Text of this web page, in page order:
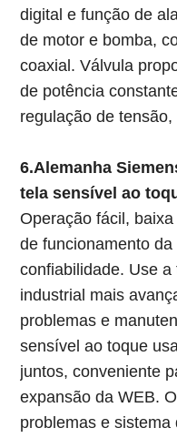
digital e função de
de motor e bomba,
coaxial. Válvula
de potência
regulação de
6.Alemanha
tela sensível ao
Operação fácil,
de funcionamento
confiabilidade. Use
industrial mais
problemas e
sensível ao toque
juntos, conveniente
expansão da WEB.
problemas e